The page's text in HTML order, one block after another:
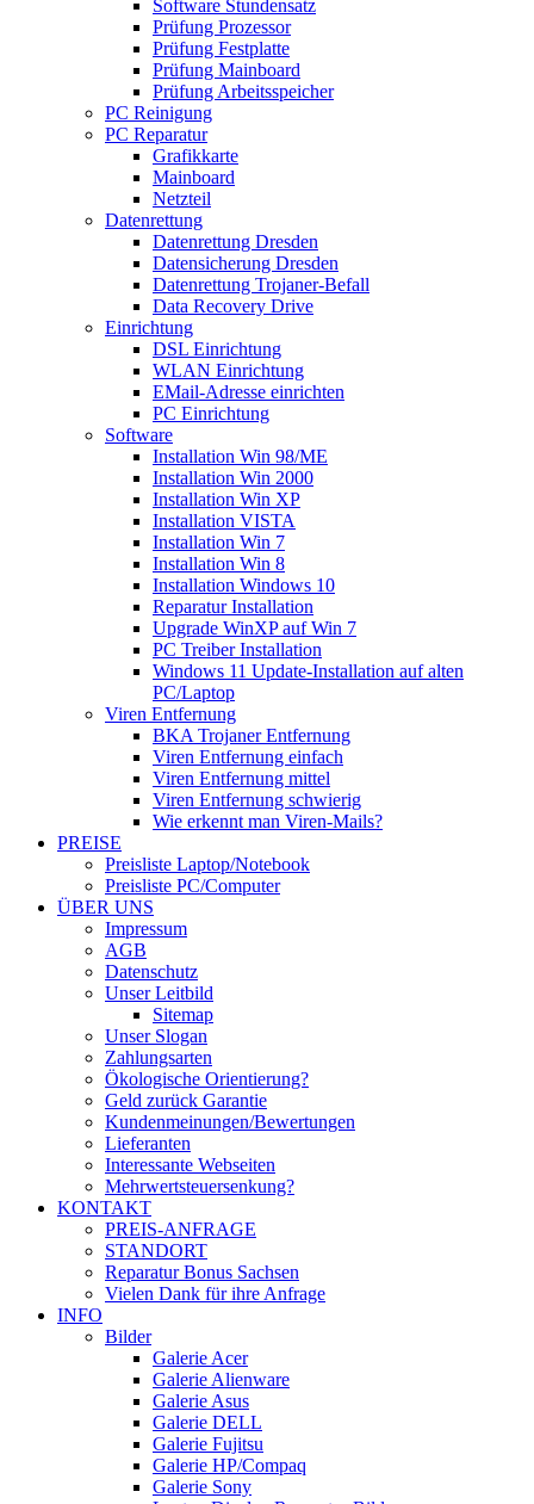
Software Stundensatz
Prüfung Prozessor
Prüfung Festplatte
Prüfung Mainboard
Prüfung Arbeitsspeicher
PC Reinigung
PC Reparatur
Grafikkarte
Mainboard
Netzteil
Datenrettung
Datenrettung Dresden
Datensicherung Dresden
Datenrettung Trojaner-Befall
Data Recovery Drive
Einrichtung
DSL Einrichtung
WLAN Einrichtung
EMail-Adresse einrichten
PC Einrichtung
Software
Installation Win 98/ME
Installation Win 2000
Installation Win XP
Installation VISTA
Installation Win 7
Installation Win 8
Installation Windows 10
Reparatur Installation
Upgrade WinXP auf Win 7
PC Treiber Installation
Windows 11 Update-Installation auf alten
PC/Laptop
Viren Entfernung
BKA Trojaner Entfernung
Viren Entfernung einfach
Viren Entfernung mittel
Viren Entfernung schwierig
Wie erkennt man Viren-Mails?
PREISE
Preisliste Laptop/Notebook
Preisliste PC/Computer
ÜBER UNS
Impressum
AGB
Datenschutz
Unser Leitbild
Sitemap
Unser Slogan
Zahlungsarten
Ökologische Orientierung?
Geld zurück Garantie
Kundenmeinungen/Bewertungen
Lieferanten
Interessante Webseiten
Mehrwertsteuersenkung?
KONTAKT
PREIS-ANFRAGE
STANDORT
Reparatur Bonus Sachsen
Vielen Dank für ihre Anfrage
INFO
Bilder
Galerie Acer
Galerie Alienware
Galerie Asus
Galerie DELL
Galerie Fujitsu
Galerie HP/Compaq
Galerie Sony